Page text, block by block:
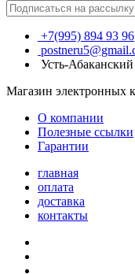
+7(995) 894 93 96
Усть-
Магазин электронных
О компании
Полезные ссылки
Гарантии
главная
оплата
доставка
контакты